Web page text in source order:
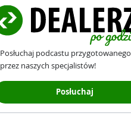
Posłuchaj podcastu przygotowanego
przez naszych specjalistów!
Posłuchaj